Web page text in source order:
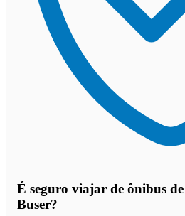
É seguro viajar de ônibus
Buser?